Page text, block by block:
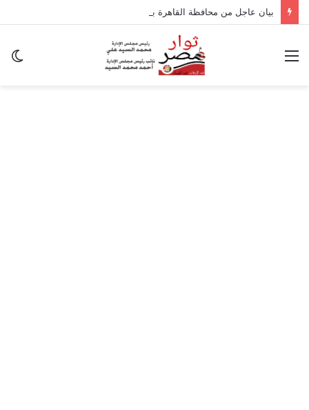
بيان عاجل من محافظة القاهرة بشأن تداعيات الزلزال
القائمة